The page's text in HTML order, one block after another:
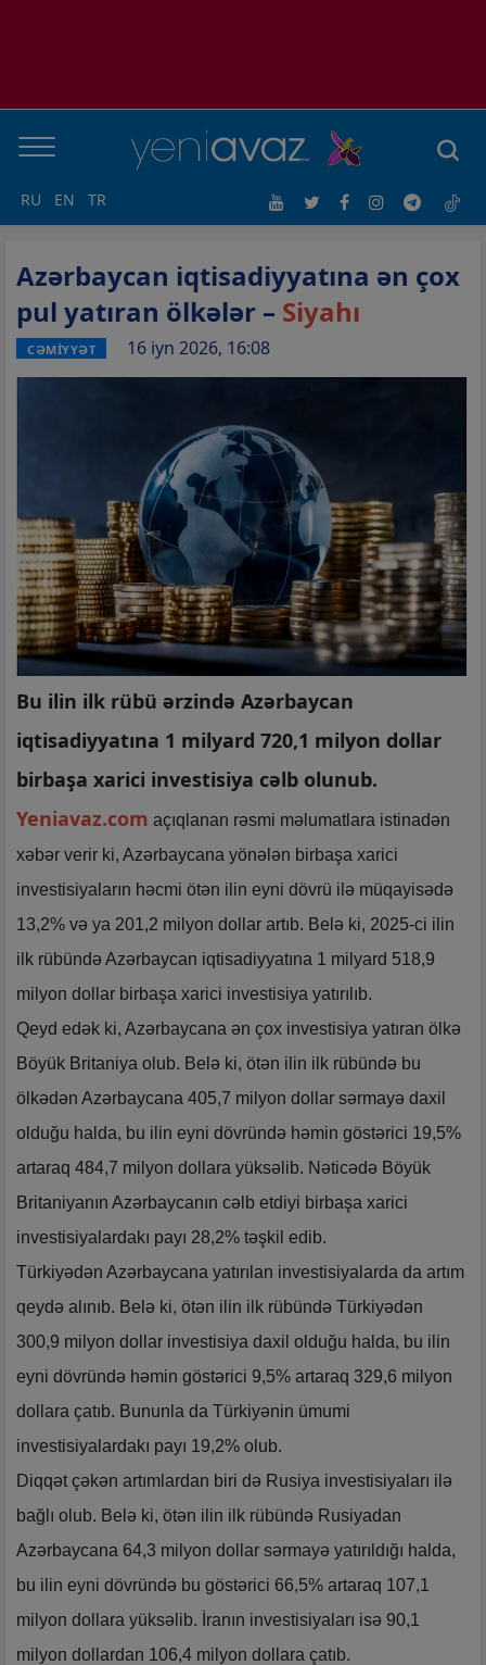
RU EN TR
Azərbaycan iqtisadiyyatına ən çox
pul yatıran ölkələr – Siyahı
CƏMİYYƏT 16 iyn 2026, 16:08
Bu ilin ilk rübü ərzində Azərbaycan
iqtisadiyyatına 1 milyard 720,1 milyon dollar
birbaşa xarici investisiya cəlb olunub.
Yeniavaz.com açıqlanan rəsmi məlumatlara istinadən
xəbər verir ki, Azərbaycana yönələn birbaşa xarici
investisiyaların həcmi ötən ilin eyni dövrü ilə müqayisədə
13,2% və ya 201,2 milyon dollar artıb. Belə ki, 2025-ci ilin
ilk rübündə Azərbaycan iqtisadiyyatına 1 milyard 518,9
milyon dollar birbaşa xarici investisiya yatırılıb.
Qeyd edək ki, Azərbaycana ən çox investisiya yatıran ölkə
Böyük Britaniya olub. Belə ki, ötən ilin ilk rübündə bu
ölkədən Azərbaycana 405,7 milyon dollar sərmayə daxil
olduğu halda, bu ilin eyni dövründə həmin göstərici 19,5%
artaraq 484,7 milyon dollara yüksəlib. Nəticədə Böyük
Britaniyanın Azərbaycanın cəlb etdiyi birbaşa xarici
investisiyalardakı payı 28,2% təşkil edib.
Türkiyədən Azərbaycana yatırılan investisiyalarda da artım
qeydə alınıb. Belə ki, ötən ilin ilk rübündə Türkiyədən
300,9 milyon dollar investisiya daxil olduğu halda, bu ilin
eyni dövründə həmin göstərici 9,5% artaraq 329,6 milyon
dollara çatıb. Bununla da Türkiyənin ümumi
investisiyalardakı payı 19,2% olub.
Diqqət çəkən artımlardan biri də Rusiya investisiyaları ilə
bağlı olub. Belə ki, ötən ilin ilk rübündə Rusiyadan
Azərbaycana 64,3 milyon dollar sərmayə yatırıldığı halda,
bu ilin eyni dövründə bu göstərici 66,5% artaraq 107,1
milyon dollara yüksəlib. İranın investisiyaları isə 90,1
milyon dollardan 106,4 milyon dollara çatıb.